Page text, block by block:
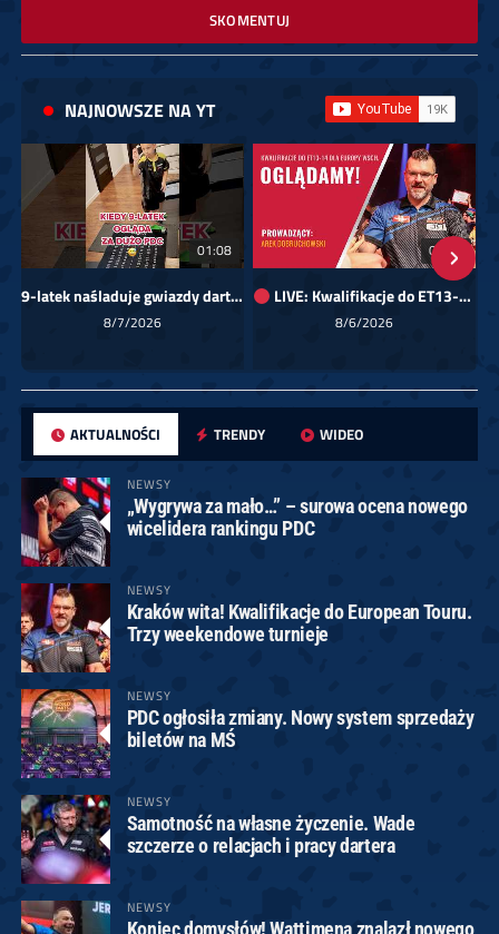
SKOMENTUJ
NAJNOWSZE NA YT
01:08
9-latek naśladuje gwiazdy darta!
8/7/2026
00:00
LIVE: Kwalifikacje do ET13-14 dla Europy Wschodniej
8/6/2026
AKTUALNOŚCI TRENDY WIDEO
NEWSY
„Wygrywa za mało…” – surowa ocena nowego
wicelidera rankingu PDC
NEWSY
Kraków wita! Kwalifikacje do European Touru.
Trzy weekendowe turnieje
NEWSY
PDC ogłosiła zmiany. Nowy system sprzedaży
biletów na MŚ
NEWSY
Samotność na własne życzenie. Wade
szczerze o relacjach i pracy dartera
NEWSY